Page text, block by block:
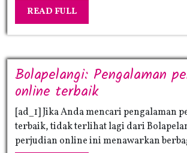
Merevolusi
Industri
Game
READ FULLREAD
FULL
Bolapelangi: Pengalaman
online terbaikBolapelangi:
Pengalaman
perjudian
online
[ad_1] Jika Anda mencari pengalaman
terbaik, tidak terlihat lagi dari
perjudian online ini menawarkan